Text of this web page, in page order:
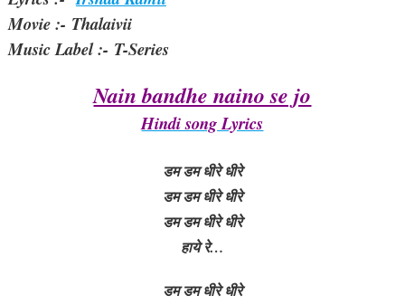
Movie :- Thalaivii
Music Label :- T-Series
Nain bandhe naino se jo
Hindi song Lyrics
डम डम धीरे धीरे
डम डम धीरे धीरे
डम डम धीरे धीरे
हाये रे…
डम डम धीरे धीरे